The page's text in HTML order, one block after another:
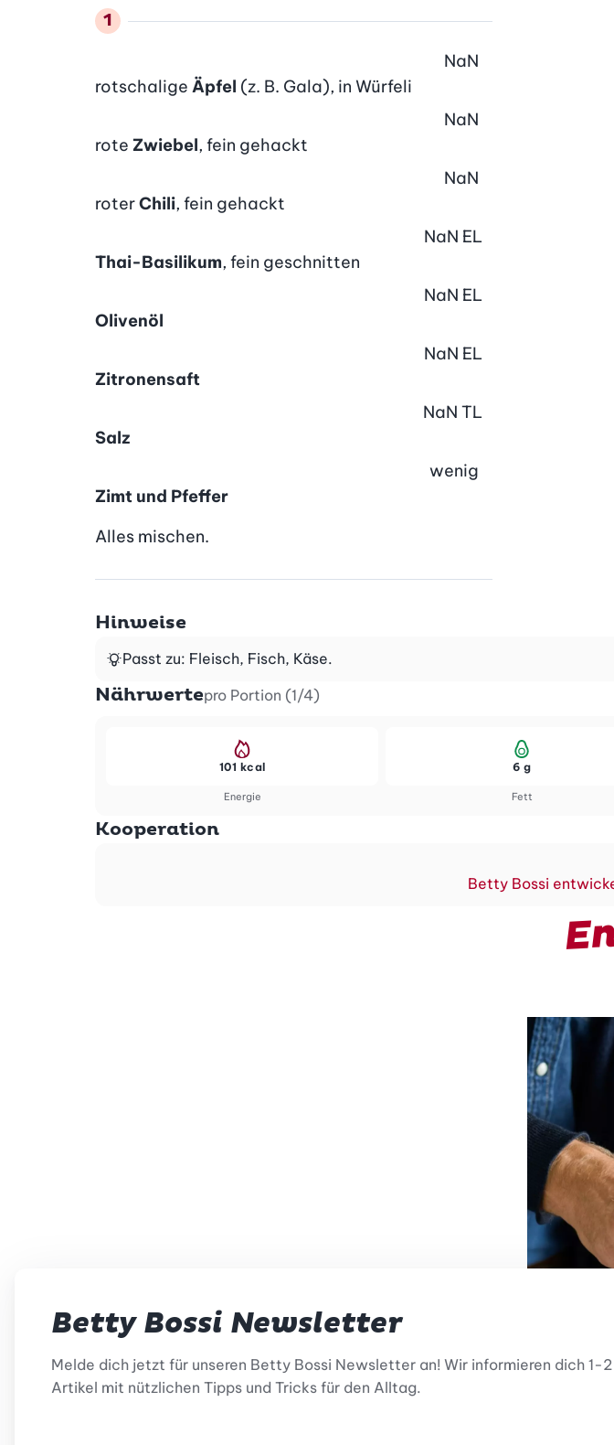
rotschaligeÄpfel (z. B. Gala), in Würfeli
NaN
roteZwiebel, fein gehackt
NaN
roterChili, fein gehackt
NaN
Thai-Basilikum, fein geschnitten
NaN EL
Olivenöl
NaN EL
Zitronensaft
NaN EL
Salz
NaN TL
Zimt und Pfeffer
wenig
Alles mischen.
Hinweise
Passt zu: Fleisch, Fisch, Käse.
Nährwertepro Portion (1/4)
Energie
101 kcal
Fett
6 g
Kooperation
Betty Bossi
Betty Bossi Newsletter
Melde dich jetzt für unseren Betty Bossi Newsletter an! Wir informieren dich
Artikel mit nützlichen Tipps und Tricks für den Alltag.